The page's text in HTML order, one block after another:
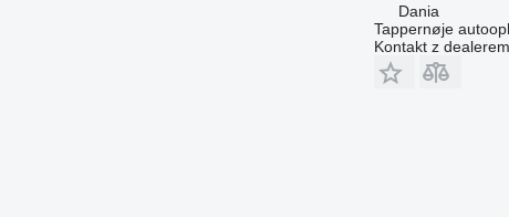
Dania
Tappernøje
Kontakt z dealerem